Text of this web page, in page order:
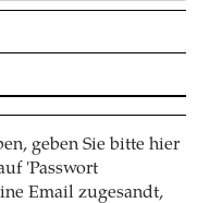
geben Sie bitte hier
'Passwort
Email zugesandt,